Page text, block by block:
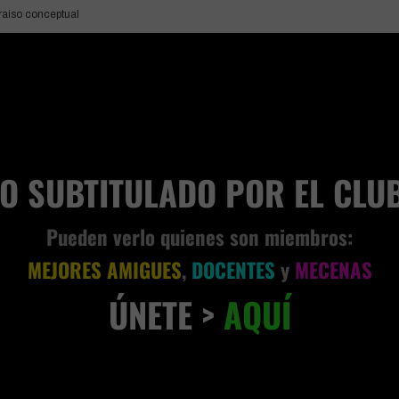
conceptual
SUBTITULADO POR EL
Pueden verlo quienes son miembros:
MEJORES AMIGUES, DOCENTES y MECENAS
ÚNETE > AQUÍ